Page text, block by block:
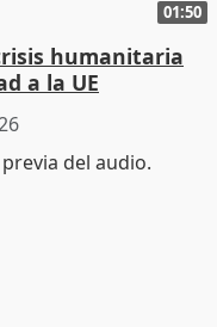
01:50
humanitaria
a la UE